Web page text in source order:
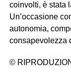
coinvolti, è stata
Un’occasione
autonomia,
consapevolezza
©